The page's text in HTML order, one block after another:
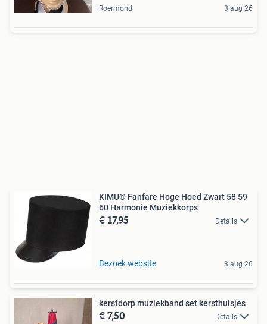
Roermond 3 aug 26
KIMU® Fanfare Hoge Hoed Zwart 58 59
60 Harmonie Muziekkorps
€ 17,95 Details
Bezoek website 3 aug 26
kerstdorp muziekband set kersthuisjes
€ 7,50 Details